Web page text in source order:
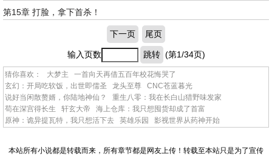
第15章 打脸，拿下首杀！
下一页 尾页
输入页数 跳转 (第1/34页)
猜你喜欢： 大梦主
一首向天再借五百年校花悔哭了
玄幻：开局吃软饭，出世即儒圣
龙头至尊
CNC苍蓝暮光
说好当闲散赘婿，你陆地神仙？
重生八零：我在长白山猎野味发家
苟在深宫得长生
轩玄大帝
海上仓库：我只想囤货却成了首富
原神：诡异提瓦特，我只想活下去
英雄乐园 影视世界从药神开始
本站所有小说都是转载而来，所有章节都是网友上传！转载至本站只是为了宣传